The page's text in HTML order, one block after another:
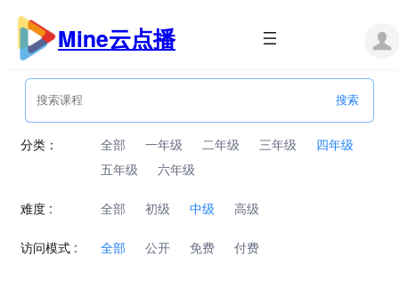
跳
内
Mine云点播
分类： 全部 一年级 二年级 三年级
四年级
五年级
六年级
难度 : 全部 初级 中级 高级
访问模式 : 全部 公开 免费 付费